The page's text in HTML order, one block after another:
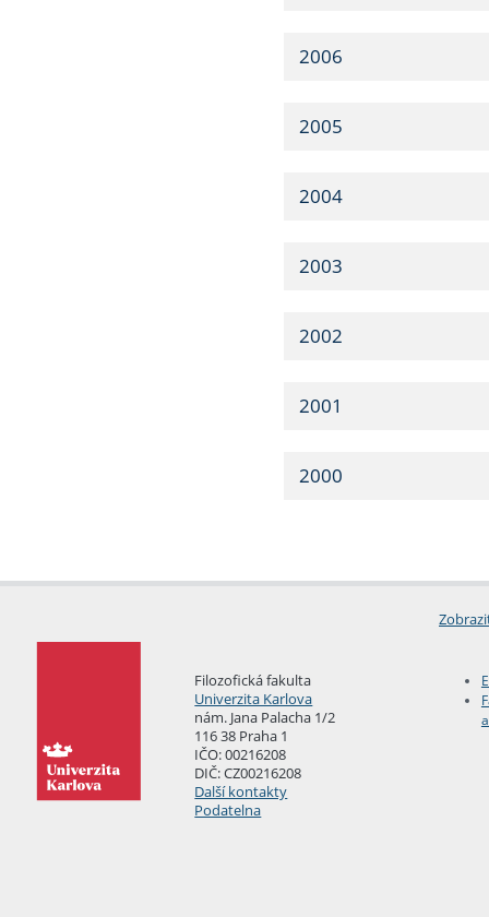
2006
2005
2004
2003
2002
2001
2000
Filozofická fakulta
Univerzita Karlova
nám. Jana Palacha 1/2
116 38 Praha 1
IČO: 00216208
DIČ: CZ00216208
Další kontakty
Podatelna